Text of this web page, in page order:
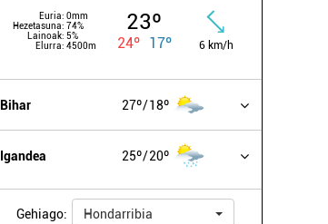
Euria: 0mm
Hezetasuna: 74%
Lainoak: 5%
Elurra: 4500m
23º
24º 17º 6 km/h
Bihar 27º 18º
Igandea 25º 20º
Gehiago: Hondarribia